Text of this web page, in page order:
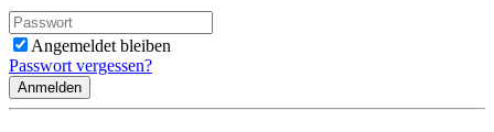
Angemeldet bleiben
Passwort vergessen?
Anmelden